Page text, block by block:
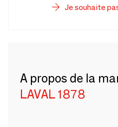
Je souhaite
A propos de la
LAVAL 1878